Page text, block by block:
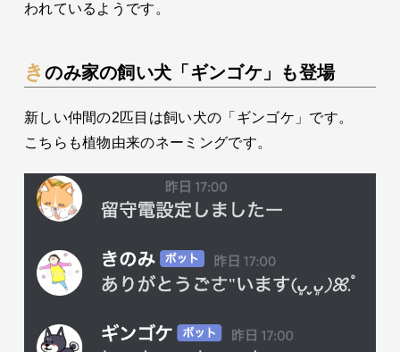
われているようです。
きのみ家の飼い犬「ギンゴケ」も登場
新しい仲間の2匹目は飼い犬の「ギンゴケ」です。
こちらも植物由来のネーミングです。